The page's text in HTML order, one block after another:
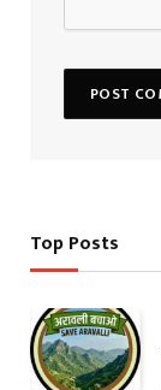
Top Posts